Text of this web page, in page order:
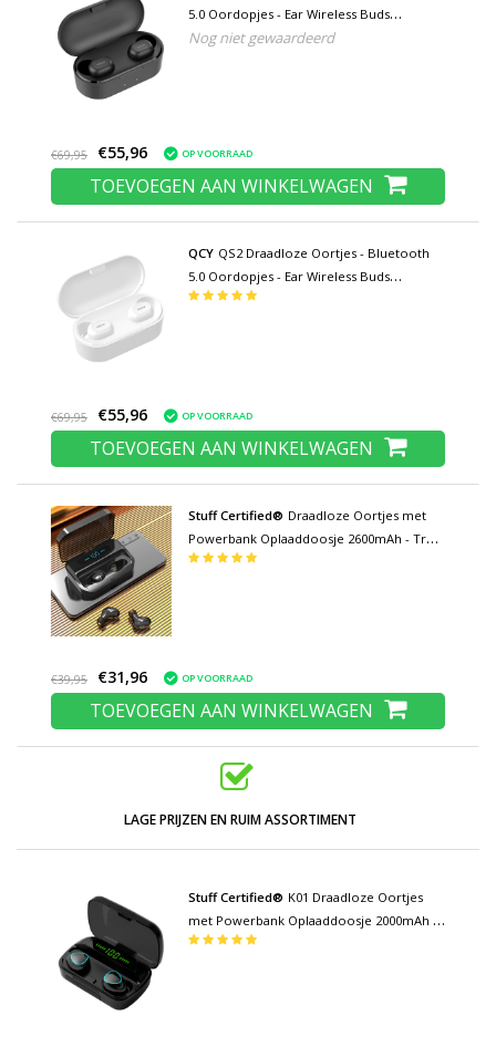
5.0 Oordopjes - Ear Wireless Buds
Earphones Earbuds Oortelefoon Zwart
Nog niet gewaardeerd
€69,95 €55,96 OP VOORRAAD
TOEVOEGEN AAN WINKELWAGEN
QCY QS2 Draadloze Oortjes - Bluetooth
5.0 Oordopjes - Ear Wireless Buds
Earphones Earbuds Oortelefoon Wit
€69,95 €55,96 OP VOORRAAD
TOEVOEGEN AAN WINKELWAGEN
Stuff Certified® Draadloze Oortjes met
Powerbank Oplaaddoosje 2600mAh - True
Touch Control TWS Bluetooth 5.0
€39,95 €31,96 OP VOORRAAD
TOEVOEGEN AAN WINKELWAGEN
LAGE PRIJZEN EN RUIM ASSORTIMENT
Stuff Certified® K01 Draadloze Oortjes
met Powerbank Oplaaddoosje 2000mAh -
True Touch Control TWS Bluetooth 5.0